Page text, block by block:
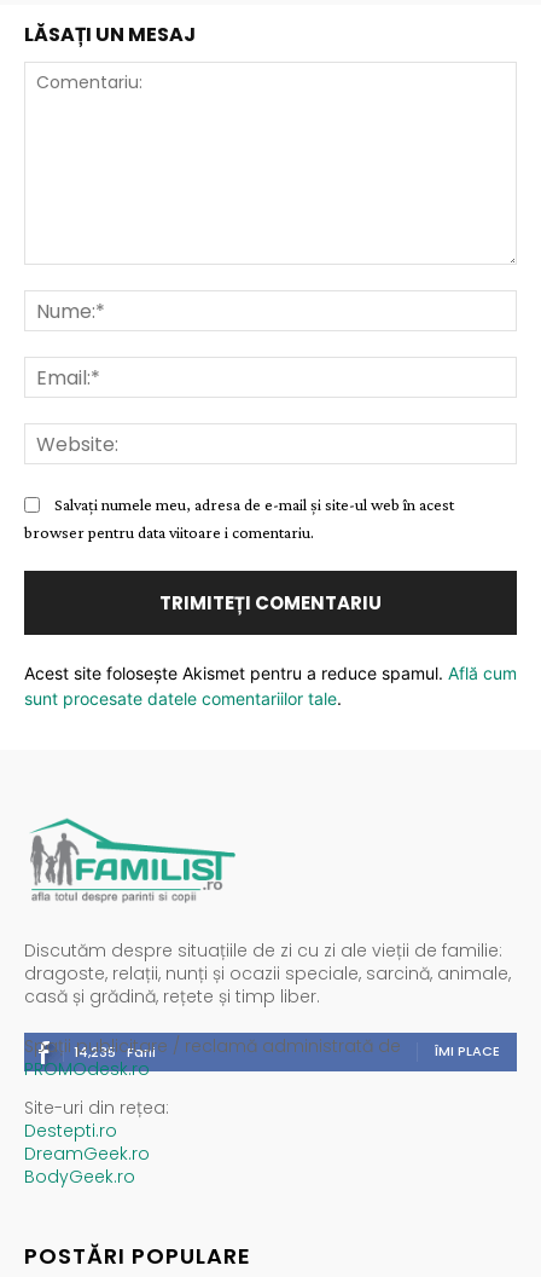
LĂSAȚI UN MESAJ
Salvați numele meu, adresa de e-mail și site-ul web în acest
browser pentru data viitoare i comentariu.
Acest site folosește Akismet pentru a reduce spamul. Află cum
sunt procesate datele comentariilor tale.
Discutăm despre situațiile de zi cu zi ale vieții de familie:
dragoste, relații, nunți și ocazii speciale, sarcină, animale,
casă și grădină, rețete și timp liber.
14,235 Fani ÎMI PLACE
Spații publicitare / reclamă administrată de
PROMOdesk.ro
Site-uri din rețea:
Destepti.ro
DreamGeek.ro
BodyGeek.ro
POSTĂRI POPULARE